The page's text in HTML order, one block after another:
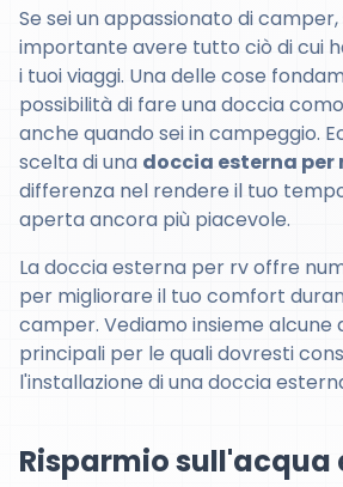
Se sei un appassionato di
importante avere tutto ciò di cui
i tuoi viaggi. Una delle cose
possibilità di fare una doccia
anche quando sei in campeggio.
scelta di una doccia esterna per
differenza nel rendere il tuo
aperta ancora più piacevole.
La doccia esterna per rv offre
per migliorare il tuo comfort
camper. Vediamo insieme alcune
principali per le quali dovresti
l'installazione di una doccia
Risparmio sull'acqua